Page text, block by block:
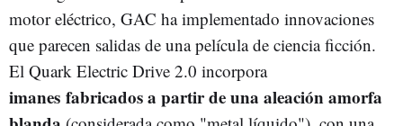
motor eléctrico, GAC ha implementado innovaciones
que parecen salidas de una película de ciencia ficción.
El Quark Electric Drive 2.0 incorpora
imanes fabricados a partir de una aleación amorfa